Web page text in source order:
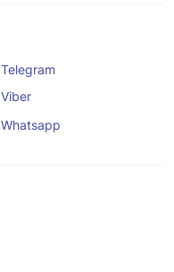
Telegram
Viber
Whatsapp